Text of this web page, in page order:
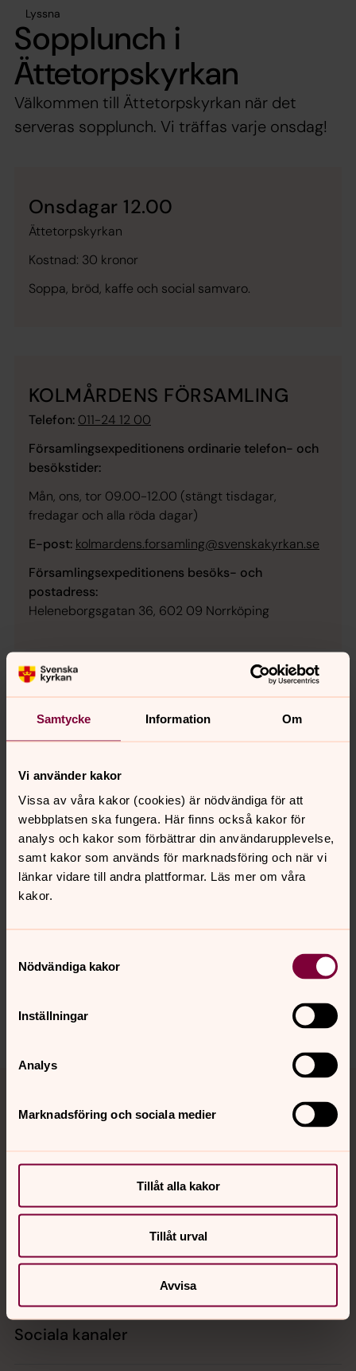
Samtycke Information Om
Vi använder kakor
Vissa av våra kakor (cookies) är nödvändiga för att
webbplatsen ska fungera. Här finns också kakor för
analys och kakor som förbättrar din användarupplevelse,
samt kakor som används för marknadsföring och när vi
länkar vidare till andra plattformar. Läs mer om våra
kakor.
Nödvändiga kakor
Inställningar
Analys
Marknadsföring och sociala medier
Tillåt alla kakor
Tillåt urval
Avvisa
Lyssna
Sopplunch i
Ättetorpskyrkan
Välkommen till Ättetorpskyrkan när det
serveras sopplunch. Vi träffas varje onsdag!
Onsdagar 12.00
Ättetorpskyrkan
Kostnad: 30 kronor
Soppa, bröd, kaffe och social samvaro.
KOLMÅRDENS FÖRSAMLING
Telefon: 011-24 12 00
Församlingsexpeditionens ordinarie telefon- och
besökstider:
Mån, ons, tor 09.00-12.00 (stängt tisdagar,
fredagar och alla röda dagar)
E-post: kolmardens.forsamling@svenskakyrkan.se
Församlingsexpeditionens besöks- och
postadress:
Heleneborgsgatan 36, 602 09 Norrköping
Soppluncher i Norrköping
Varje vecka är det soppluncher i Norrköping. Förutom
god soppa för en billig peng ger soppluncherna
Om Svenska kyrkan i Norrköping
Ett gott liv för alla. Svenska kyrkan i Norrköping vill
medverka till att Norrköping blir en bra plats att leva på,
för alla. Vi vill vara där människor är.
Senast ändrad 13 november 2024
innehåll?
Dela
Tillbaka till toppen
Tillbaka till innehållet
Kontakt
Kalender
Sociala kanaler